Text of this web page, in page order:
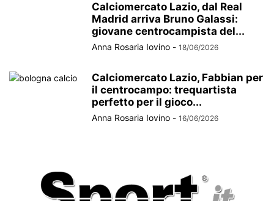
Calciomercato Lazio, dal Real
Madrid arriva Bruno Galassi:
giovane centrocampista del...
Anna Rosaria Iovino - 18/06/2026
Calciomercato Lazio, Fabbian per
il centrocampo: trequartista
perfetto per il gioco...
Anna Rosaria Iovino - 16/06/2026